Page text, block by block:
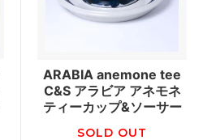
ARABIA anemone tee
C&S アラビア アネモネ
ティーカップ&ソーサー
SOLD OUT